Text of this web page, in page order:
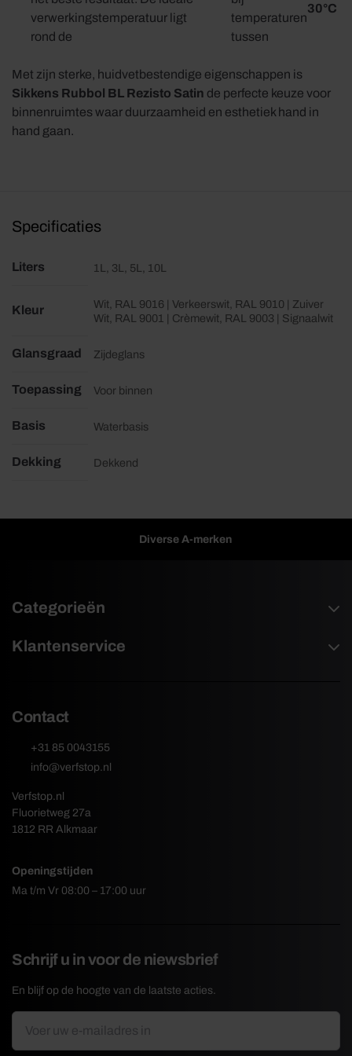
verwerkingstemperatuur ligt
rond de
temperaturen
tussen
30°C
Met zijn sterke, huidvetbestendige eigenschappen is
Sikkens Rubbol BL Rezisto Satin de perfecte keuze voor
binnenruimtes waar duurzaamheid en esthetiek hand in
hand gaan.
Specificaties
Liters 1L, 3L, 5L, 10L
Kleur
Wit, RAL 9016 | Verkeerswit, RAL 9010 | Zuiver
Wit, RAL 9001 | Crèmewit, RAL 9003 | Signaalwit
Glansgraad Zijdeglans
Toepassing Voor binnen
Basis Waterbasis
Dekking Dekkend
Diverse A-merken
Categorieën
Klantenservice
Contact
+31 85 0043155
info@verfstop.nl
Verfstop.nl
Fluorietweg 27a
1812 RR Alkmaar
Openingstijden
Ma t/m Vr 08:00 – 17:00 uur
Schrijf u in voor de niewsbrief
En blijf op de hoogte van de laatste acties.
mailadres
*